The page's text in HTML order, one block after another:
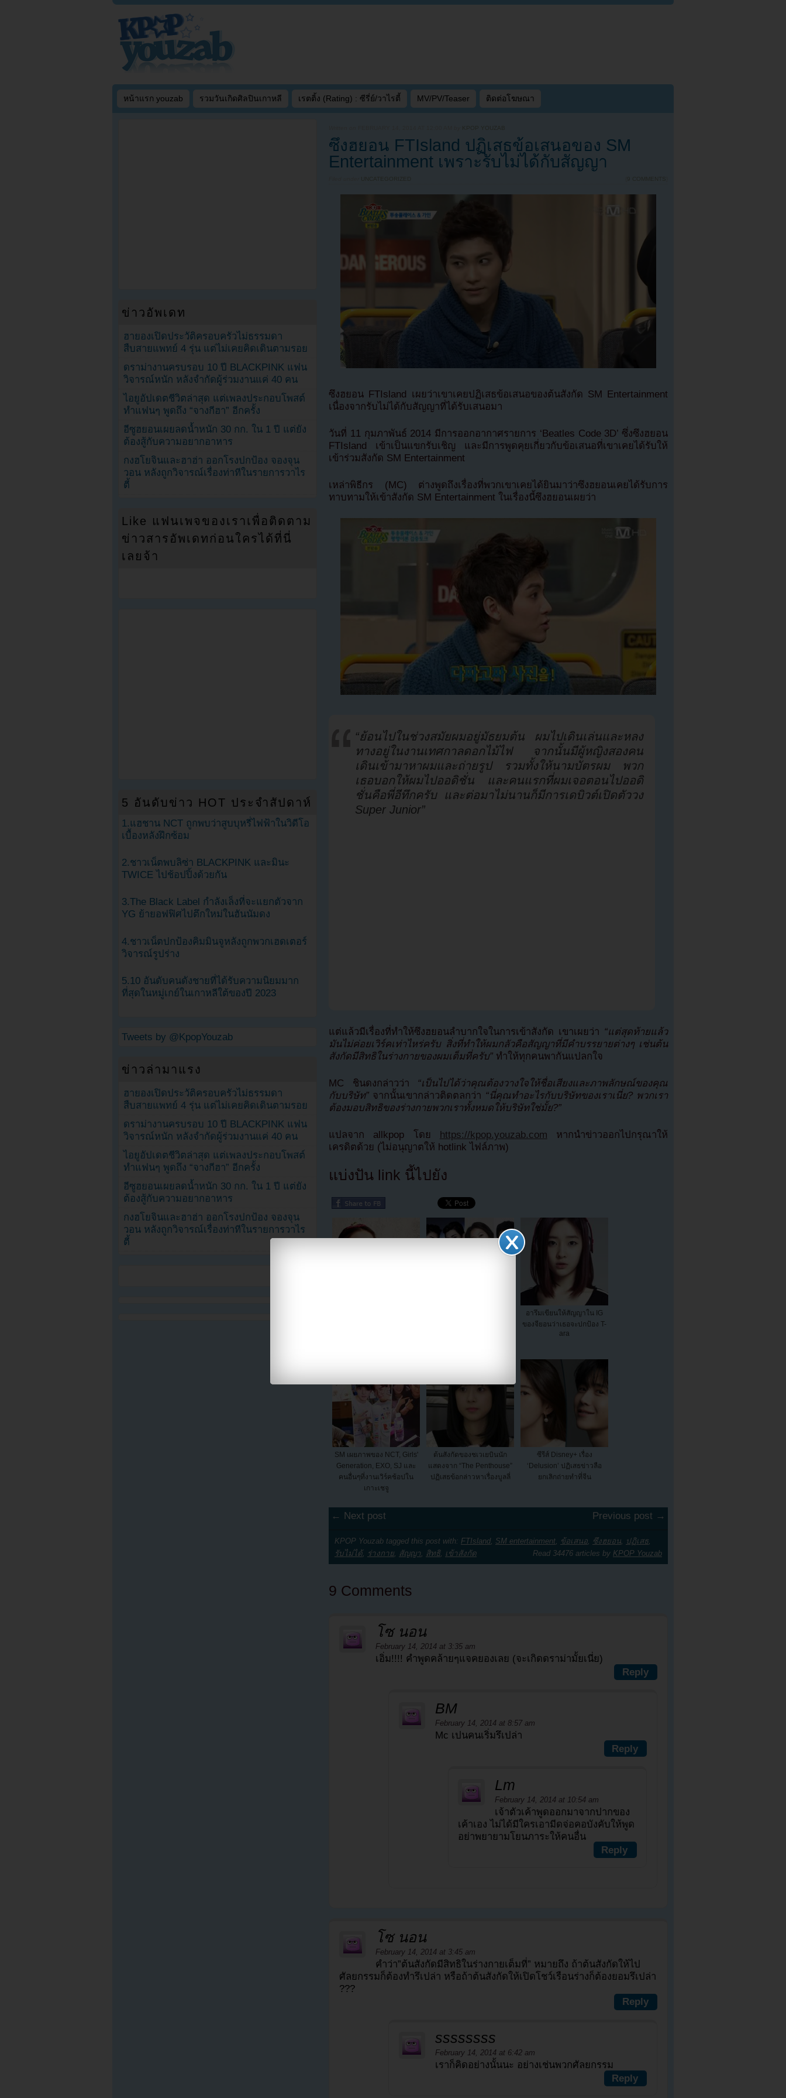
หน้าแรก youzab รวมวันเกิดศิลปินเกาหลี เรตติ้ง (Rating) : ซีรี่ย์/วาไรตี้ MV/PV/Teaser ติดต่อโฆษณา
KPOP YOUZAB
ซึงฮยอน FTIsland ปฏิเสธข้อเสนอของ SM
Entertainment เพราะรับไม่ได้กับสัญญา
UNCATEGORIZED 9 COMMENTS
ซึงฮยอน FTIsland เผยว่าเขาเคยปฏิเสธข้อเสนอของต้นสังกัด SM Entertainment
เนื่องจากรับไม่ได้กับสัญญาที่ได้รับเสนอมา
วันที่ 11 กุมภาพันธ์ 2014 มีการออกอากาศรายการ ‘Beatles Code 3D’ ซึ่งซึงฮยอน
FTIsland เข้าเป็นแขกรับเชิญ และมีการพูดคุยเกี่ยวกับข้อเสนอที่เขาเคยได้รับให้
เข้าร่วมสังกัด SM Entertainment
เหล่าพิธีกร (MC) ต่างพูดถึงเรื่องที่พวกเขาเคยได้ยินมาว่าซึงฮยอนเคยได้รับการ
ทาบทามให้เข้าสังกัด SM Entertainment ในเรื่องนี้ซึงฮยอนเผยว่า
“ย้อนไปในช่วงสมัยผมอยู่มัธยมต้น ผมไปเดินเล่นและหลง
ทางอยู่ในงานเทศกาลดอกไม้ไฟ จากนั้นมีผู้หญิงสองคน
เดินเข้ามาหาผมและถ่ายรูป รวมทั้งให้นามบัตรผม พวก
เธอบอกให้ผมไปออดิชั่น และคนแรกที่ผมเจอตอนไปออดิ
ชั่นคือพี่อีทึกครับ และต่อมาไม่นานก็มีการเดบิวต์เปิดตัววง
Super Junior”
แต่แล้วมีเรื่องที่ทำให้ซึงฮยอนลำบากใจในการเข้าสังกัด เขาเผยว่า “แต่สุดท้ายแล้ว
มันไม่ค่อยเวิร์คเท่าไหร่ครับ สิ่งที่ทำให้ผมกลัวคือสัญญาที่มีคำบรรยายต่างๆ เช่นต้น
สังกัดมีสิทธิในร่างกายของผมเต็มที่ครับ” ทำให้ทุกคนพากันแปลกใจ
MC ชินดงกล่าวว่า “เป็นไปได้ว่าคุณต้องวางใจให้ชื่อเสียงและภาพลักษณ์ของคุณ
กับบริษัท” จากนั้นเขากล่าวติดตลกว่า “นี่คุณทำอะไรกับบริษัทของเราเนี่ย? พวกเรา
ต้องมอบสิทธิของร่างกายพวกเราทั้งหมดให้บริษัทใช่มั้ย?”
แปลจาก allkpop โดย https://kpop.youzab.com หากนำข่าวออกไปกรุณาให้
เครดิตด้วย (ไม่อนุญาตให้ hotlink ไฟล์ภาพ)
แบ่งปัน link นี้ไปยัง
อารึมเขียนให้สัญญาใน IG
ของจียอนว่าเธอจะปกป้อง T-
ara
SM เผยภาพของ NCT, Girls'
Generation, EXO, SJ และ
คนอื่นๆที่งานเวิร์คช้อปใน
เกาะเชจู
ต้นสังกัดของชเวเยบินนัก
แสดงจาก “The Penthouse”
ปฏิเสธข้อกล่าวหาเรื่องบูลลี่
ซีรีส์ Disney+ เรื่อง
‘Delusion’ ปฏิเสธข่าวลือ
ยกเลิกถ่ายทำที่จีน
← Next post Previous post →
KPOP Youzab tagged this post with: FTIsland SM entertainment ข้อเสนอ ซึงฮยอน ปฏิเสธ,
รับไม่ได้, ร่างกาย สัญญา สิทธิ, เข้าสังกัด Read 34476 articles by KPOP Youzab
9 Comments
โซ นอน
February 14, 2014 at 3:35 am
เอิ่ม!!!! คำพูดคล้ายๆแจคยองเลย (จะเกิดดราม่ามั้ยเนี่ย)
Reply
BM
February 14, 2014 at 8:57 am
Mc เปนคนเริ่มรึเปล่า
Reply
Lm
February 14, 2014 at 10:54 am
เจ้าตัวเค้าพูดออกมาจากปากของ
เค้าเอง ไม่ได้มีใครเอามีดจ่อคอบังคับให้พูด
อย่าพยายามโยนภาระให้คนอื่น
Reply
โซ นอน
February 14, 2014 at 3:45 am
คำว่า”ต้นสังกัดมีสิทธิในร่างกายเต็มที่” หมายถึง ถ้าต้นสังกัดให้ไป
ศัลยกรรมก็ต้องทำรึเปล่า หรือถ้าต้นสังกัดให้เปิดโชว์เรือนร่างก็ต้องยอมรึเปล่า
???
Reply
ssssssss
February 14, 2014 at 6:42 am
เราก็คิดอย่างนั้นนะ อย่างเช่นพวกศัลยกรรม
Reply
ข่าวอัพเดท
ฮายองเปิดประวัติครอบครัวไม่ธรรมดา
สืบสายแพทย์ 4 รุ่น แต่ไม่เคยคิดเดินตามรอย
ดราม่างานครบรอบ 10 ปี BLACKPINK แฟน
วิจารณ์หนัก หลังจำกัดผู้ร่วมงานแค่ 40 คน
ไอยูอัปเดตชีวิตล่าสุด แต่เพลงประกอบโพสต์
ทำแฟนๆ พูดถึง “จางกีฮา” อีกครั้ง
อีซูฮยอนเผยลดน้ำหนัก 30 กก. ใน 1 ปี แต่ยัง
ต้องสู้กับความอยากอาหาร
กงฮโยจินและฮาฮ่า ออกโรงปกป้อง จองจุน
วอน หลังถูกวิจารณ์เรื่องท่าทีในรายการวาไร
ตี้
Like แฟนเพจของเราเพื่อติดตาม
ข่าวสารอัพเดทก่อนใครได้ที่นี่
เลยจ้า
5 อันดับข่าว HOT ประจำสัปดาห์
1.แฮชาน NCT ถูกพบว่าสูบบุหรี่ไฟฟ้าในวิดีโอ
เบื้องหลังฝึกซ้อม
2.ชาวเน็ตพบลิซ่า BLACKPINK และมินะ
TWICE ไปช้อปปิ้งด้วยกัน
3.The Black Label กำลังเล็งที่จะแยกตัวจาก
YG ย้ายอฟฟิศไปตึกใหม่ในฮันนัมดง
4.ชาวเน็ตปกป้องคิมมินจูหลังถูกพวกเฮดเตอร์
วิจารณ์รูปร่าง
5.10 อันดับคนดังชายที่ได้รับความนิยมมาก
ที่สุดในหมู่เกย์ในเกาหลีใต้ของปี 2023
Tweets by @KpopYouzab
ข่าวล่ามาแรง
ฮายองเปิดประวัติครอบครัวไม่ธรรมดา
สืบสายแพทย์ 4 รุ่น แต่ไม่เคยคิดเดินตามรอย
ดราม่างานครบรอบ 10 ปี BLACKPINK แฟน
วิจารณ์หนัก หลังจำกัดผู้ร่วมงานแค่ 40 คน
ไอยูอัปเดตชีวิตล่าสุด แต่เพลงประกอบโพสต์
ทำแฟนๆ พูดถึง “จางกีฮา” อีกครั้ง
อีซูฮยอนเผยลดน้ำหนัก 30 กก. ใน 1 ปี แต่ยัง
ต้องสู้กับความอยากอาหาร
กงฮโยจินและฮาฮ่า ออกโรงปกป้อง จองจุน
วอน หลังถูกวิจารณ์เรื่องท่าทีในรายการวาไร
ตี้